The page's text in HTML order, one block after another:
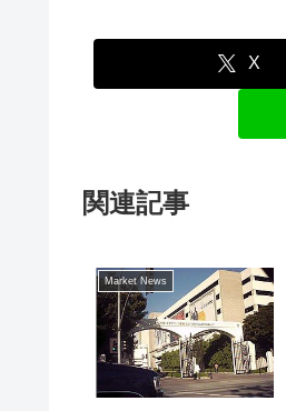
X
関連記事
Market News